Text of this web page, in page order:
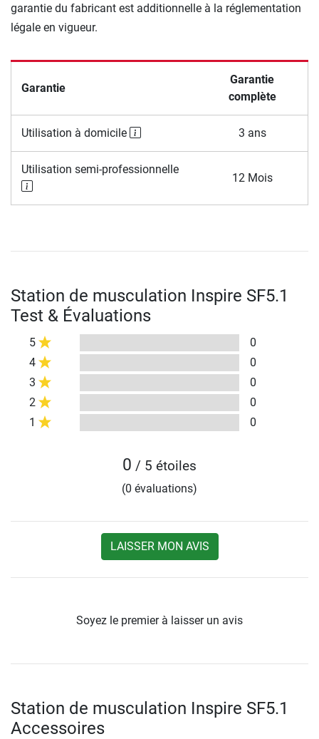
garantie du fabricant est additionnelle à la réglementation
légale en vigueur.
Garantie
Garantie
complète
Utilisation à domicile 3 ans
Utilisation semi-professionnelle
12 Mois
Station de musculation Inspire SF5.1
Test & Évaluations
5
0
4
0
3
0
2
0
1
0
0 / 5 étoiles
(0 évaluations)
LAISSER MON AVIS
Soyez le premier à laisser un avis
Station de musculation Inspire SF5.1
Accessoires